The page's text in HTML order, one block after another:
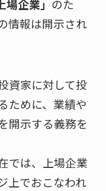
場企業」 のた
情報は開示され
資家に対して投
ために、業績や
開示する義務を
では、上場企業
上でおこなわれ